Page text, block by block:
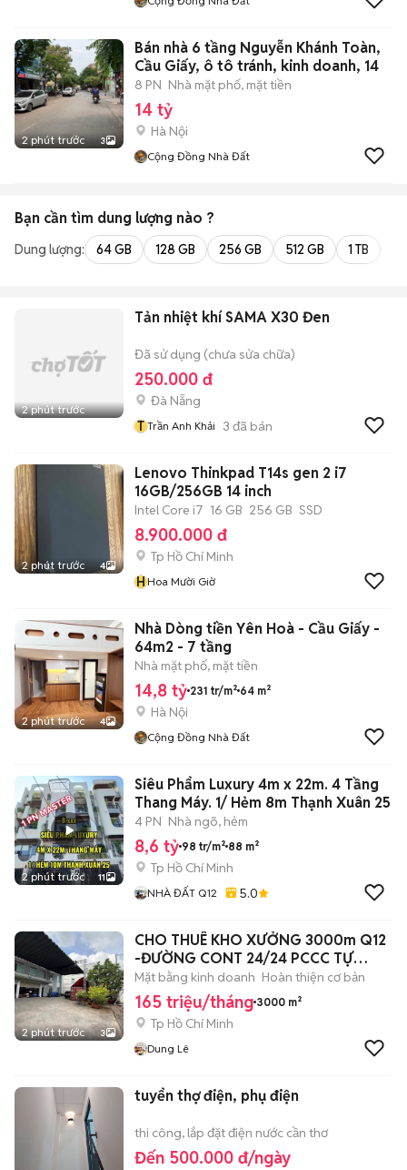
2 phút trước 3
Bán nhà 6 tầng Nguyễn Khánh Toàn,
Cầu Giấy, ô tô tránh, kinh doanh, 14
8 PN Nhà mặt phố, mặt tiền
14 tỷ
Hà Nội
Cộng Đồng Nhà Đất
Bạn cần tìm dung lượng nào ?
Dung lượng: 64 GB 128 GB 256 GB 512 GB 1 TB
2 phút trước
Tản nhiệt khí SAMA X30 Đen
Đã sử dụng (chưa sửa chữa)
250.000 đ
Đà Nẵng
T Trần Anh Khải 3 đã bán
2 phút trước 4
Lenovo Thinkpad T14s gen 2 i7
16GB/256GB 14 inch
Intel Core i7 16 GB 256 GB SSD
8.900.000 đ
Tp Hồ Chí Minh
HHoa Mười Giờ
2 phút trước 4
Nhà Dòng tiền Yên Hoà - Cầu Giấy -
64m2 - 7 tầng
Nhà mặt phố, mặt tiền
14,8 tỷ 231 tr/m² 64 m²
Hà Nội
Cộng Đồng Nhà Đất
2 phút trước 11
Siêu Phẩm Luxury 4m x 22m. 4 Tầng
Thang Máy. 1/ Hẻm 8m Thạnh Xuân 25
4 PN Nhà ngõ, hẻm
8,6 tỷ 98 tr/m² 88 m²
Tp Hồ Chí Minh
NHÀ ĐẤT Q12 5.0
2 phút trước 3
CHO THUÊ KHO XƯỞNG 3000m Q12
-ĐƯỜNG CONT 24/24 PCCC TỰ
ĐỘNG
Mặt bằng kinh doanh Hoàn thiện cơ bản
165 triệu/tháng 3000 m²
Tp Hồ Chí Minh
Dung Lê
tuyển thợ điện, phụ điện
thi công, lắp đặt điện nước cần thơ
Đến 500.000 đ/ngày